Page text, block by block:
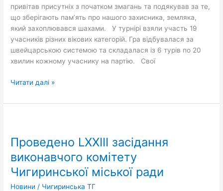
привітав присутніх з початком змагань та подякував за те,
що зберігають пам’ять про нашого захисника, земляка,
який захоплювався шахами. У турнірі взяли участь 19
учасників різних вікових категорій. Гра відбувалася за
швейцарською системою та складалася із 6 турів по 20
хвилин кожному учаснику на партію. Свої
Читати далі »
Проведено LXXIII засідання
виконавчого комітету
Чигиринської міської ради
Новини / Чигиринська ТГ
засідання
виконавчого
комітету
Чигиринської
міської